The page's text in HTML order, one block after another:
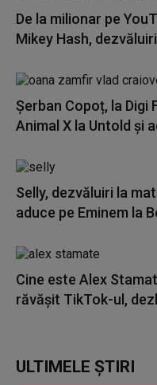
De la milionar pe
Mikey Hash,
Șerban Copoț, la Digi
Animal X la Untold și
Selly, dezvăluiri la
aduce pe Eminem la
Cine este Alex
răvășit TikTok-ul,
ULTIMELE ȘTIRI